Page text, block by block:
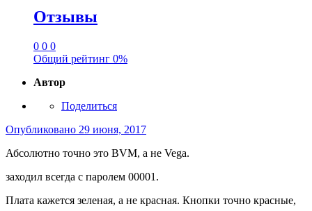
Отзывы
0 0 0
Общий рейтинг 0%
Автор
Поделиться
Опубликовано 29 июня, 2017
Абсолютно точно это BVM, а не Vega.
заходил всегда с паролем 00001.
Плата кажется зеленая, а не красная. Кнопки точно красные,